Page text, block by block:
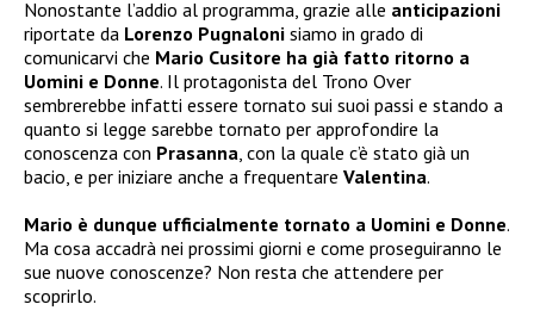
Nonostante l’addio al programma, grazie alle anticipazioni
riportate da Lorenzo Pugnaloni siamo in grado di
comunicarvi che Mario Cusitore ha già fatto ritorno a
Uomini e Donne. Il protagonista del Trono Over
sembrerebbe infatti essere tornato sui suoi passi e stando a
quanto si legge sarebbe tornato per approfondire la
conoscenza con Prasanna, con la quale c’è stato già un
bacio, e per iniziare anche a frequentare Valentina.
Mario è dunque ufficialmente tornato a Uomini e Donne.
Ma cosa accadrà nei prossimi giorni e come proseguiranno le
sue nuove conoscenze? Non resta che attendere per
scoprirlo.